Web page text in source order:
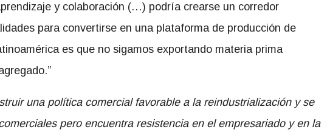
y colaboración (…) podría crearse un corredor
para convertirse en una plataforma de producción de
es que no sigamos exportando materia prima
una política comercial favorable a la reindustrialización y se
pero encuentra resistencia en el empresariado y en la